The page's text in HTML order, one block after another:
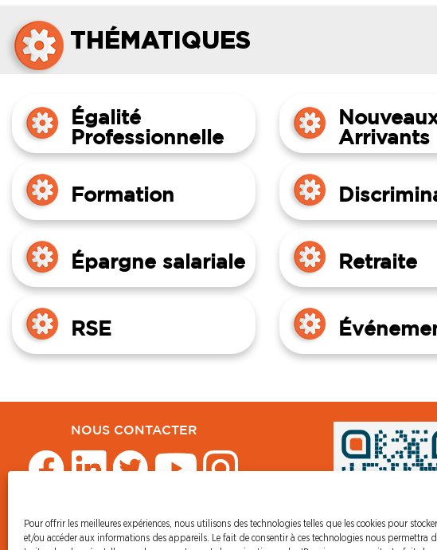
Pour offrir les meilleures expériences, nous utilisons des technologies telles que les cookies pour stocker
et/ou accéder aux informations des appareils. Le fait de consentir à ces technologies nous permettra
THÉMATIQUES
Égalité
Professionnelle
Arrivants
Formation
Épargne salariale Retraite
RSE
NOUS CONTACTER